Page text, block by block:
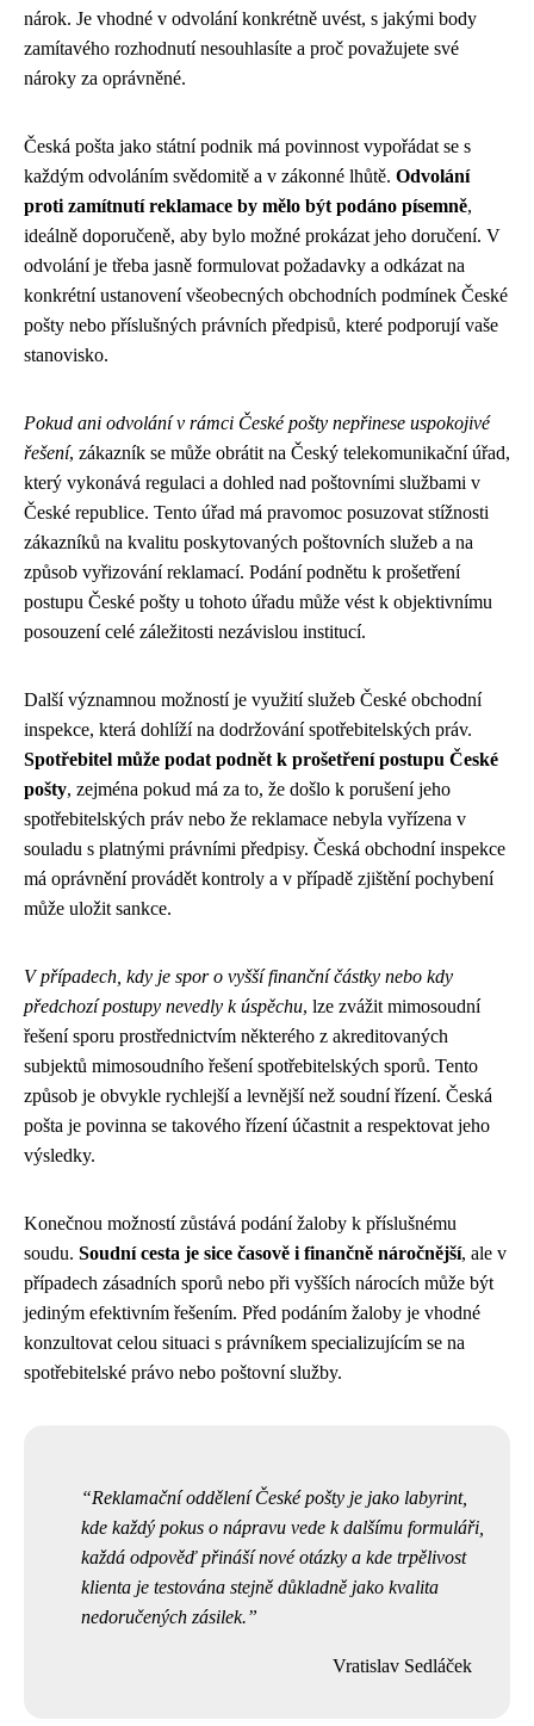
nárok. Je vhodné v odvolání konkrétně uvést, s jakými body
zamítavého rozhodnutí nesouhlasíte a proč považujete své
nároky za oprávněné.
Česká pošta jako státní podnik má povinnost vypořádat se s
každým odvoláním svědomitě a v zákonné lhůtě. Odvolání
proti zamítnutí reklamace by mělo být podáno písemně,
ideálně doporučeně, aby bylo možné prokázat jeho doručení. V
odvolání je třeba jasně formulovat požadavky a odkázat na
konkrétní ustanovení všeobecných obchodních podmínek České
pošty nebo příslušných právních předpisů, které podporují vaše
stanovisko.
Pokud ani odvolání v rámci České pošty nepřinese uspokojivé
řešení, zákazník se může obrátit na Český telekomunikační úřad,
který vykonává regulaci a dohled nad poštovními službami v
České republice. Tento úřad má pravomoc posuzovat stížnosti
zákazníků na kvalitu poskytovaných poštovních služeb a na
způsob vyřizování reklamací. Podání podnětu k prošetření
postupu České pošty u tohoto úřadu může vést k objektivnímu
posouzení celé záležitosti nezávislou institucí.
Další významnou možností je využití služeb České obchodní
inspekce, která dohlíží na dodržování spotřebitelských práv.
Spotřebitel může podat podnět k prošetření postupu České
pošty, zejména pokud má za to, že došlo k porušení jeho
spotřebitelských práv nebo že reklamace nebyla vyřízena v
souladu s platnými právními předpisy. Česká obchodní inspekce
má oprávnění provádět kontroly a v případě zjištění pochybení
může uložit sankce.
V případech, kdy je spor o vyšší finanční částky nebo kdy
předchozí postupy nevedly k úspěchu, lze zvážit mimosoudní
řešení sporu prostřednictvím některého z akreditovaných
subjektů mimosoudního řešení spotřebitelských sporů. Tento
způsob je obvykle rychlejší a levnější než soudní řízení. Česká
pošta je povinna se takového řízení účastnit a respektovat jeho
výsledky.
Konečnou možností zůstává podání žaloby k příslušnému
soudu. Soudní cesta je sice časově i finančně náročnější, ale v
případech zásadních sporů nebo při vyšších nárocích může být
jediným efektivním řešením. Před podáním žaloby je vhodné
konzultovat celou situaci s právníkem specializujícím se na
spotřebitelské právo nebo poštovní služby.
Reklamační oddělení České pošty je jako labyrint,
kde každý pokus o nápravu vede k dalšímu formuláři,
každá odpověď přináší nové otázky a kde trpělivost
klienta je testována stejně důkladně jako kvalita
nedoručených zásilek.
Vratislav Sedláček